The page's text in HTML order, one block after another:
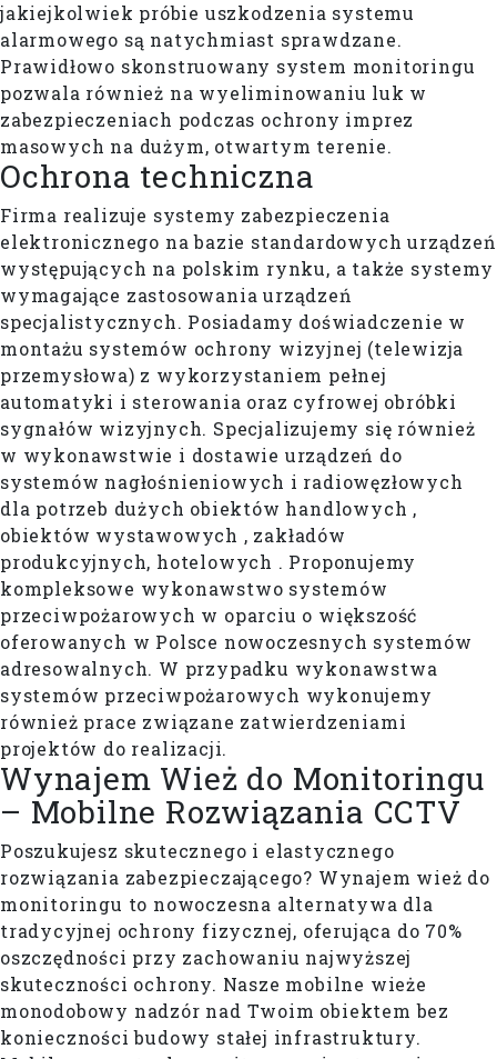
jakiejkolwiek próbie uszkodzenia systemu
alarmowego są natychmiast sprawdzane.
Prawidłowo skonstruowany system monitoringu
pozwala również na wyeliminowaniu luk w
zabezpieczeniach podczas ochrony imprez
masowych na dużym, otwartym terenie.
Ochrona techniczna
Firma realizuje systemy zabezpieczenia
elektronicznego na bazie standardowych urządzeń
występujących na polskim rynku, a także systemy
wymagające zastosowania urządzeń
specjalistycznych. Posiadamy doświadczenie w
montażu systemów ochrony wizyjnej (telewizja
przemysłowa) z wykorzystaniem pełnej
automatyki i sterowania oraz cyfrowej obróbki
sygnałów wizyjnych. Specjalizujemy się również
w wykonawstwie i dostawie urządzeń do
systemów nagłośnieniowych i radiowęzłowych
dla potrzeb dużych obiektów handlowych ,
obiektów wystawowych , zakładów
produkcyjnych, hotelowych . Proponujemy
kompleksowe wykonawstwo systemów
przeciwpożarowych w oparciu o większość
oferowanych w Polsce nowoczesnych systemów
adresowalnych. W przypadku wykonawstwa
systemów przeciwpożarowych wykonujemy
również prace związane zatwierdzeniami
projektów do realizacji.
Wynajem Wież do Monitoringu
– Mobilne Rozwiązania CCTV
Poszukujesz skutecznego i elastycznego
rozwiązania zabezpieczającego? Wynajem wież do
monitoringu to nowoczesna alternatywa dla
tradycyjnej ochrony fizycznej, oferująca do 70%
oszczędności przy zachowaniu najwyższej
skuteczności ochrony. Nasze mobilne wieże
monodobowy nadzór nad Twoim obiektem bez
konieczności budowy stałej infrastruktury.